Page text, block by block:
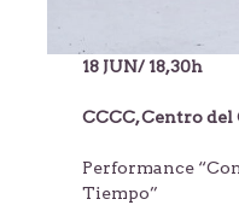
18 JUN/ 18,30h
CCCC, Centro
Performance
Tiempo”